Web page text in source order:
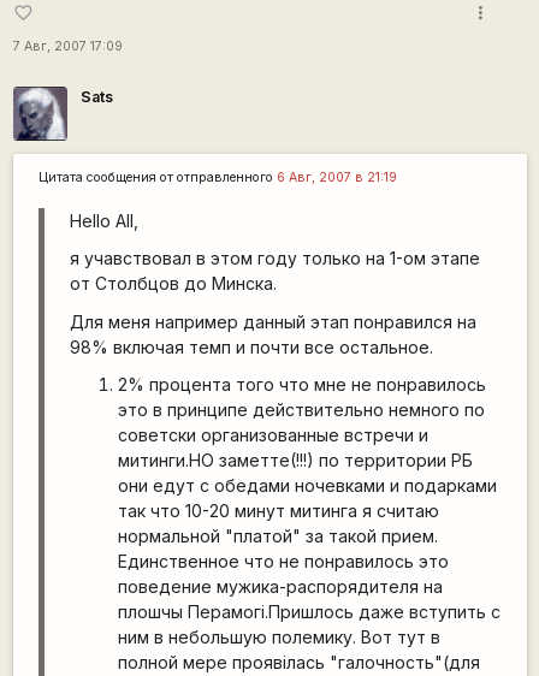
favorite_border
7 Авг, 2007 17:09
more_vert
Sats
Цитата сообщения от отправленного 6 Авг, 2007 в 21:19
Hello All,
я учавствовал в этом году только на 1-ом этапе
от Столбцов до Минска.
Для меня например данный этап понравился на
98% включая темп и почти все остальное.
2% процента того что мне не понравилось
это в принципе действительно немного по
советски организованные встречи и
митинги.НО заметте(!!!) по территории РБ
они едут с обедами ночевками и подарками
так что 10-20 минут митинга я считаю
нормальной "платой" за такой прием.
Единственное что не понравилось это
поведение мужика-распорядителя на
плошчы Перамогі.Пришлось даже вступить с
ним в небольшую полемику. Вот тут в
полной мере проявілась "галочность"(для